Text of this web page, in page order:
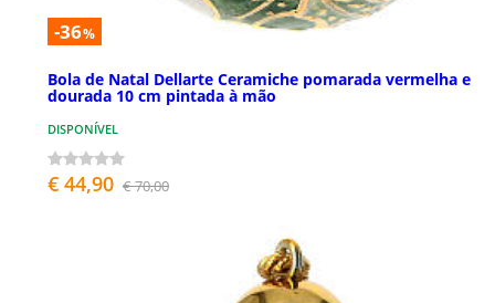
-36%
Bola de Natal Dellarte Ceramiche pomarada vermelha e
dourada 10 cm pintada à mão
DISPONÍVEL
€ 44,90 € 70,00